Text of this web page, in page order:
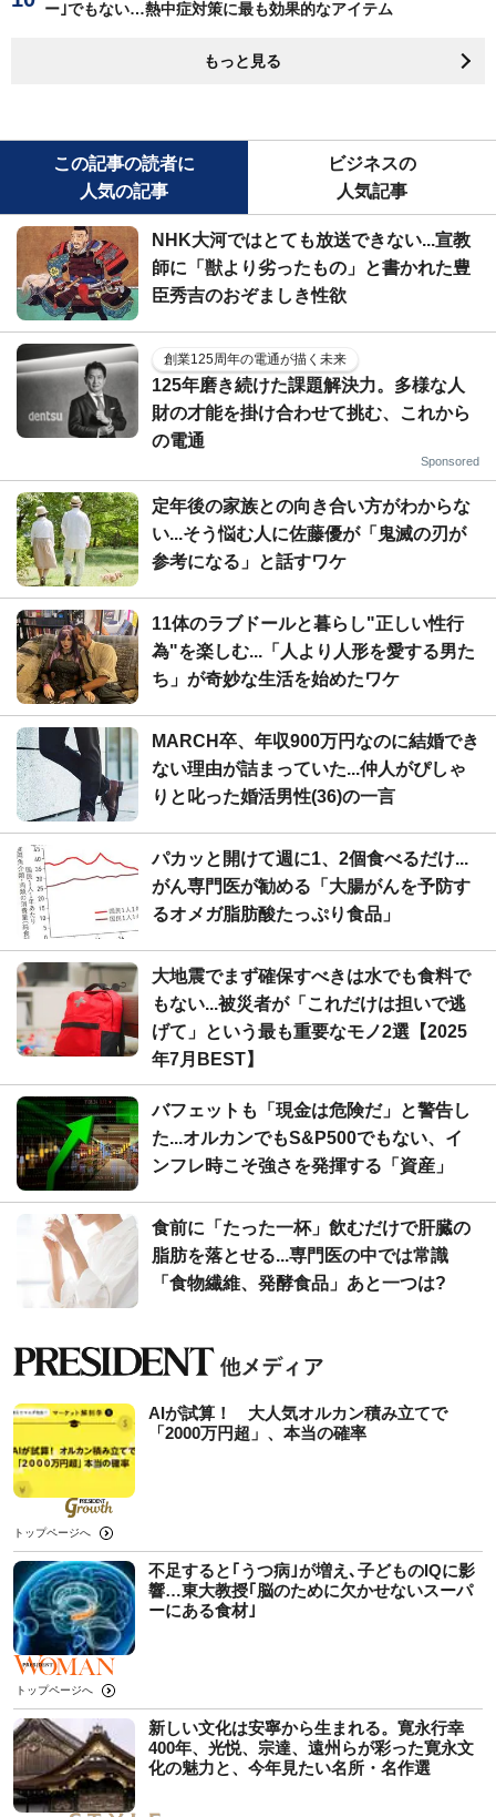
ー｣でもない…熱中症対策に最も効果的なアイテム
もっと見る
この記事の読者に
人気の記事
ビジネスの
人気記事
NHK大河ではとても放送できない...宣教
師に「獣より劣ったもの」と書かれた豊
臣秀吉のおぞましき性欲
創業125周年の電通が描く未来
125年磨き続けた課題解決力。多様な人
財の才能を掛け合わせて挑む、これから
の電通
Sponsored
定年後の家族との向き合い方がわからな
い...そう悩む人に佐藤優が「鬼滅の刃が
参考になる」と話すワケ
11体のラブドールと暮らし"正しい性行
為"を楽しむ...「人より人形を愛する男た
ち」が奇妙な生活を始めたワケ
MARCH卒、年収900万円なのに結婚でき
ない理由が詰まっていた...仲人がぴしゃ
りと叱った婚活男性(36)の一言
パカッと開けて週に1、2個食べるだけ...
がん専門医が勧める「大腸がんを予防す
るオメガ脂肪酸たっぷり食品」
大地震でまず確保すべきは水でも食料で
もない...被災者が「これだけは担いで逃
げて」という最も重要なモノ2選【2025
年7月BEST】
バフェットも「現金は危険だ」と警告し
た...オルカンでもS&P500でもない、イ
ンフレ時こそ強さを発揮する「資産」
食前に「たった一杯」飲むだけで肝臓の
脂肪を落とせる...専門医の中では常識
「食物繊維、発酵食品」あと一つは?
AIが試算！ 大人気オルカン積み立てで
「2000万円超」、本当の確率
トップページへ
不足すると｢うつ病｣が増え､子どものIQに影
響…東大教授｢脳のために欠かせないスーパ
ーにある食材｣
トップページへ
新しい文化は安寧から生まれる。寛永行幸
400年、光悦、宗達、遠州らが彩った寛永文
化の魅力と、今年見たい名所・名作選